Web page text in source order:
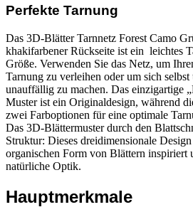
Perfekte Tarnung
Das 3D-Blätter Tarnnetz Forest Camo
khakifarbener Rückseite ist ein leichtes
Größe. Verwenden Sie das Netz, um
Tarnung zu verleihen oder um sich
unauffällig zu machen. Das einzigartige
Muster ist ein Originaldesign, während
zwei Farboptionen für eine optimale
Das 3D-Blättermuster durch den
Struktur: Dieses dreidimensionale
organischen Form von Blättern inspiriert
natürliche Optik.
Hauptmerkmale